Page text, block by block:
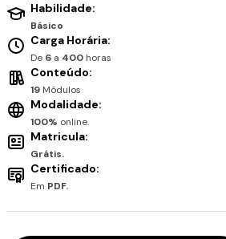
Habilidade:
Básico
Carga Horária:
De 6 a 400 horas
Conteúdo:
19 Módulos
Modalidade:
100% online.
Matricula:
Grátis.
Certificado:
Em PDF.